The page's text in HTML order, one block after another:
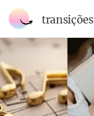
transições